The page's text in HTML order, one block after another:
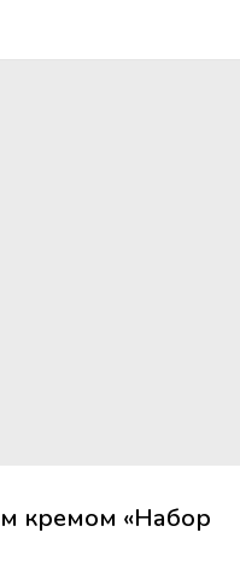
кремом «Набор